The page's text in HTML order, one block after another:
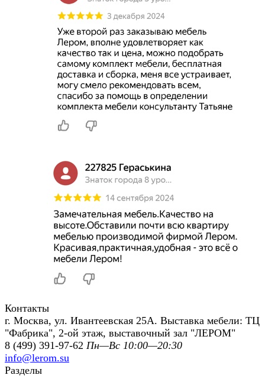
Контакты
г. Москва, ул. Ивантеевская 25А. Выставка мебели: ТЦ
"Фабрика", 2-ой этаж, выставочный зал "ЛЕРОМ"
8 (499) 391-97-62 Пн—Вс 10:00—20:30
info@lerom.su
Разделы